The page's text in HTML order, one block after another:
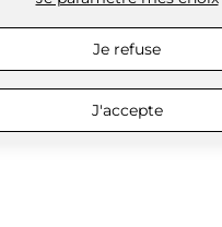
Je refuse
J'accepte